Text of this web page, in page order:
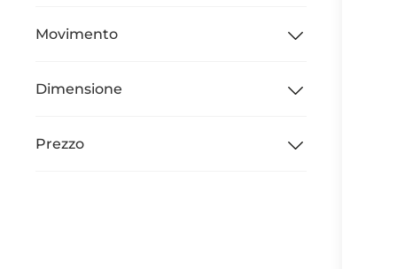
Movimento
Dimensione
Prezzo